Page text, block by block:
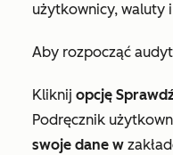
użytkownicy, waluty
Aby rozpocząć
Kliknij opcję
Podręcznik
swoje dane w